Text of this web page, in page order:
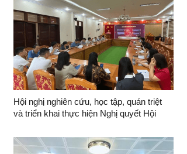
Hội nghị nghiên cứu, học tập, quán triệt
và triển khai thực hiện Nghị quyết Hội
ương Đảng khóa XIV tại Đảng bộ Ban
Quản lý Khu kinh tế cửa khẩu Đồng